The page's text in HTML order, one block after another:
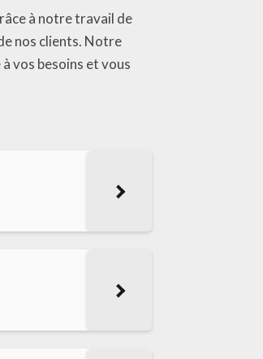
à notre travail de
nos clients. Notre
vos besoins et vous